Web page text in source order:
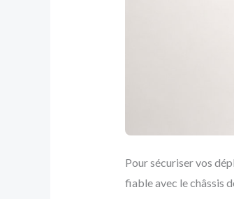
Pour sécuriser vos
fiable avec le châssis